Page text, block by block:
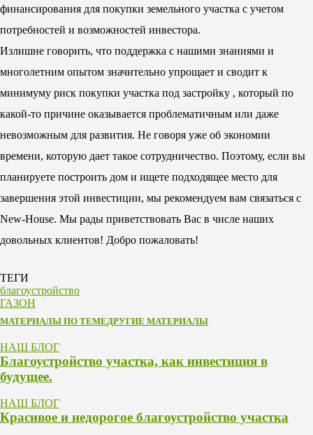
финансирования для покупки земельного участка с учетом
потребностей и возможностей инвестора.
Излишне говорить, что поддержка с нашими знаниями и
многолетним опытом значительно упрощает и сводит к
минимуму риск покупки участка под застройку , который по
какой-то причине оказывается проблематичным или даже
невозможным для развития. Не говоря уже об экономии
времени, которую дает такое сотрудничество. Поэтому, если вы
планируете построить дом и ищете подходящее место для
завершения этой инвестиции, мы рекомендуем вам связаться с
New-House. Мы рады приветствовать Вас в числе наших
довольных клиентов! Добро пожаловать!
ТЕГИ
благоустройство
ГАЗОН
МАТЕРИАЛЫ ПО ТЕМЕДРУГИЕ МАТЕРИАЛЫ
НАШ БЛОГ
Благоустройство участка, как инвестиция в
будущее.
НАШ БЛОГ
Красивое и недорогое благоустройство участка